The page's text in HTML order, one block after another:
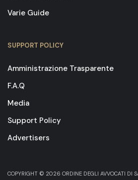
Varie Guide
SUPPORT POLICY
Amministrazione Trasparente
F.A.Q
Media
Support Policy
Advertisers
COPYRIGHT © 2026 ORDINE DEGLI AVVOCATI DI